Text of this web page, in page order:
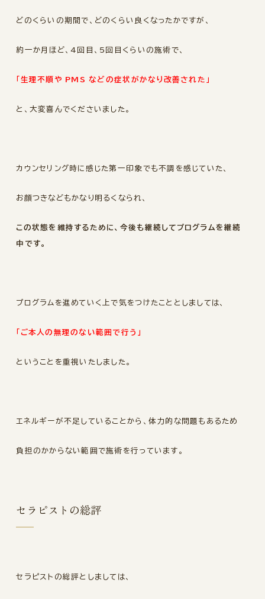
どのくらいの期間で、どのくらい良くなったかですが、
約一か月ほど、4回目、5回目くらいの施術で、
「生理不順や PMS などの症状がかなり改善された」
と、大変喜んでくださいました。
カウンセリング時に感じた第一印象でも不調を感じていた、
お顔つきなどもかなり明るくなられ、
この状態を維持するために、今後も継続してプログラムを継続
中です。
プログラムを進めていく上で気をつけたこととしましては、
「ご本人の無理のない範囲で行う」
ということを重視いたしました。
エネルギーが不足していることから、 体力的な問題もあるため
負担のかからない範囲で施術を行っています。
セラピストの総評
セラピストの総評としましては、